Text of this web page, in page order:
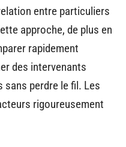
entre particuliers
approche, de plus en
rapidement
des intervenants
sans perdre le fil. Les
rigoureusement